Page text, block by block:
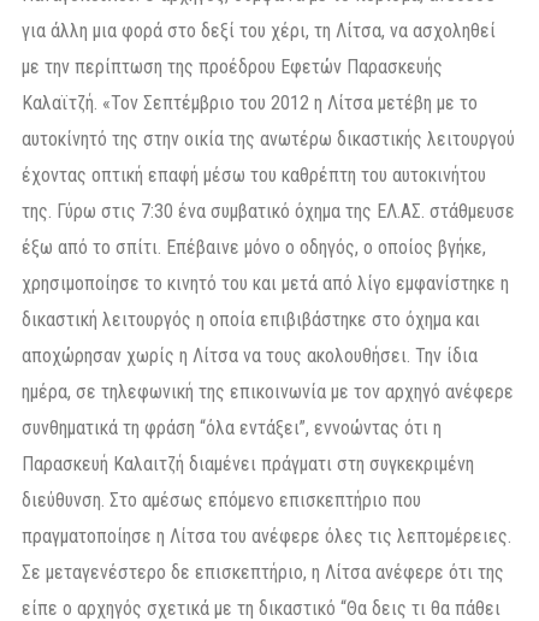
για άλλη μια φορά στο δεξί του χέρι, τη Λίτσα, να ασχοληθεί
με την περίπτωση της προέδρου Εφετών Παρασκευής
Καλαϊτζή. «Τον Σεπτέμβριο του 2012 η Λίτσα μετέβη με το
αυτοκίνητό της στην οικία της ανωτέρω δικαστικής λειτουργού
έχοντας οπτική επαφή μέσω του καθρέπτη του αυτοκινήτου
της. Γύρω στις 7:30 ένα συμβατικό όχημα της ΕΛ.ΑΣ. στάθμευσε
έξω από το σπίτι. Επέβαινε μόνο ο οδηγός, ο οποίος βγήκε,
χρησιμοποίησε το κινητό του και μετά από λίγο εμφανίστηκε η
δικαστική λειτουργός η οποία επιβιβάστηκε στο όχημα και
αποχώρησαν χωρίς η Λίτσα να τους ακολουθήσει. Την ίδια
ημέρα, σε τηλεφωνική της επικοινωνία με τον αρχηγό ανέφερε
συνθηματικά τη φράση “όλα εντάξει”, εννοώντας ότι η
Παρασκευή Καλαιτζή διαμένει πράγματι στη συγκεκριμένη
διεύθυνση. Στο αμέσως επόμενο επισκεπτήριο που
πραγματοποίησε η Λίτσα του ανέφερε όλες τις λεπτομέρειες.
Σε μεταγενέστερο δε επισκεπτήριο, η Λίτσα ανέφερε ότι της
είπε ο αρχηγός σχετικά με τη δικαστικό “Θα δεις τι θα πάθει